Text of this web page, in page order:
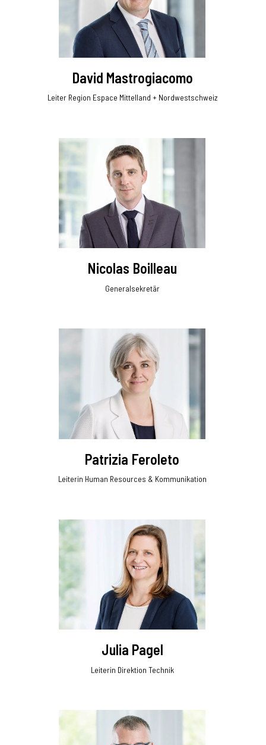
David Mastrogiacomo
Leiter Region Espace Mittelland + Nordwestschweiz
Nicolas Boilleau
Generalsekretär
Patrizia Feroleto
Leiterin Human Resources & Kommunikation
Julia Pagel
Leiterin Direktion Technik